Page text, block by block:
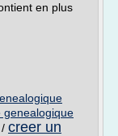
en plus
genealogique
/ creer un